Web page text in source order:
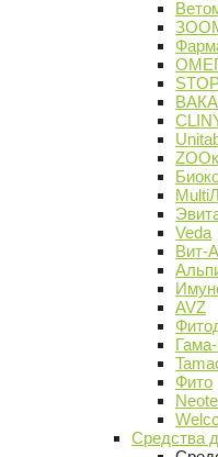
ВАКА
Veda
Вит-
AVZ
Фито
Средства